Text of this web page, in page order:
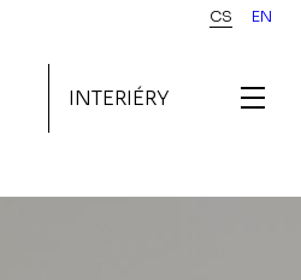
INTERIÉRY
CS EN